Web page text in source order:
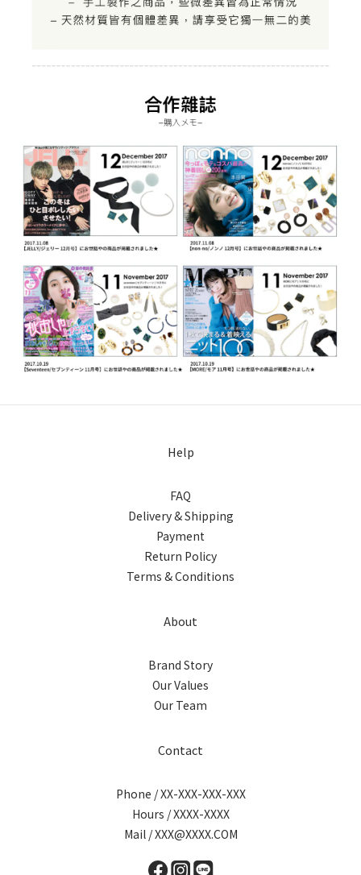
Help
FAQ
Delivery & Shipping
Payment
Return Policy
Terms & Conditions
About
Brand Story
Our Values
Our Team
Contact
Phone / XX-XXX-XXX-XXX
Hours / XXXX-XXXX
Mail / XXX@XXXX.COM